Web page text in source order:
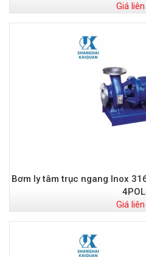
Giá
Bơm ly tâm trục ngang Inox
Giá